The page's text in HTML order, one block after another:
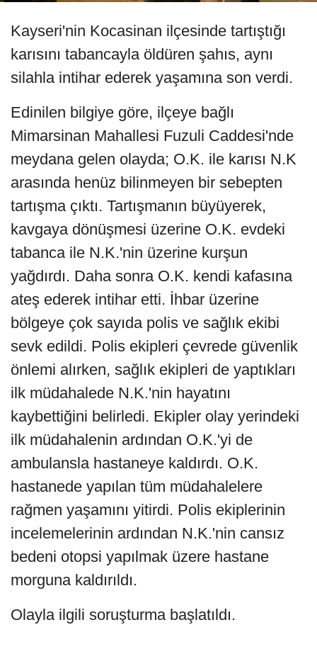
Kayseri'nin Kocasinan ilçesinde tartıştığı
karısını tabancayla öldüren şahıs, aynı
silahla intihar ederek yaşamına son verdi.
Edinilen bilgiye göre, ilçeye bağlı
Mimarsinan Mahallesi Fuzuli Caddesi'nde
meydana gelen olayda; O.K. ile karısı N.K
arasında henüz bilinmeyen bir sebepten
tartışma çıktı. Tartışmanın büyüyerek,
kavgaya dönüşmesi üzerine O.K. evdeki
tabanca ile N.K.'nin üzerine kurşun
yağdırdı. Daha sonra O.K. kendi kafasına
ateş ederek intihar etti. İhbar üzerine
bölgeye çok sayıda polis ve sağlık ekibi
sevk edildi. Polis ekipleri çevrede güvenlik
önlemi alırken, sağlık ekipleri de yaptıkları
ilk müdahalede N.K.'nin hayatını
kaybettiğini belirledi. Ekipler olay yerindeki
ilk müdahalenin ardından O.K.'yi de
ambulansla hastaneye kaldırdı. O.K.
hastanede yapılan tüm müdahalelere
rağmen yaşamını yitirdi. Polis ekiplerinin
incelemelerinin ardından N.K.'nin cansız
bedeni otopsi yapılmak üzere hastane
morguna kaldırıldı.
Olayla ilgili soruşturma başlatıldı.